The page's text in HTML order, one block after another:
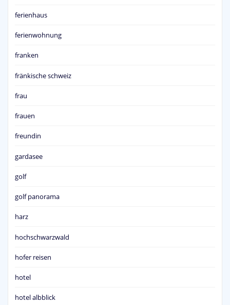
ferienhaus
ferienwohnung
franken
fränkische schweiz
frau
frauen
freundin
gardasee
golf
golf panorama
harz
hochschwarzwald
hofer reisen
hotel
hotel albblick